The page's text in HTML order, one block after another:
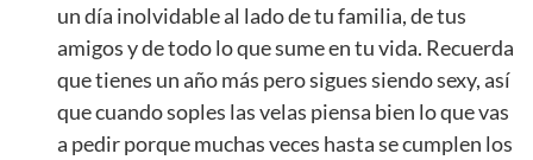
un día inolvidable al lado de tu familia, de tus
amigos y de todo lo que sume en tu vida. Recuerda
que tienes un año más pero sigues siendo sexy, así
que cuando soples las velas piensa bien lo que vas
a pedir porque muchas veces hasta se cumplen los